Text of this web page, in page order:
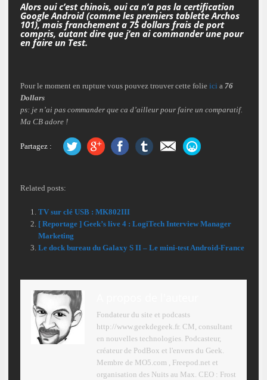
Alors oui c’est chinois, oui ca n’a pas la certification
Google Android (comme les premiers tablette Archos
101), mais franchement a 75 dollars frais de port
compris, autant dire que j’en ai commander une pour
en faire un Test.
Pour le moment en rupture vous pouvez trouver cette folie ici a 76
Dollars
ps: je n’ai pas commander que ca d’ailleur pour faire un comparatif.
Ma CB adore !
Partagez :
Related posts:
TV sur clé USB : MK802III
[ Reportage ] Geek’s live 4 : LogiTech Interview Manager
Marketing
Le dock bureau du Galaxy S II – Le mini-test Android-France
Fondateur du site et podcasts
http://www.geekdegeek.fr. CM, consultant
en nouvelles technologies. Podcasteur,
créateur de PodBox et l'envers du Geek.
Membre de MO5.com , Freepod.net et
organisation des Nuits au Max. CEO : Frost